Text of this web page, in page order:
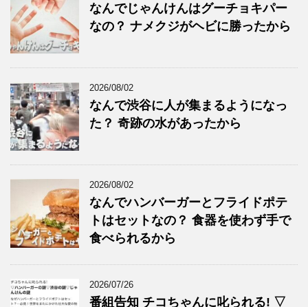
なんでじゃんけんはグーチョキパー
なの？ ナメクジがヘビに勝ったから
2026/08/02
なんで渋谷に人が集まるようになっ
た？ 奇跡の水があったから
2026/08/02
なんでハンバーガーとフライドポテ
トはセットなの？ 食器を使わず手で
食べられるから
2026/07/26
番組告知 チコちゃんに叱られる! ▽